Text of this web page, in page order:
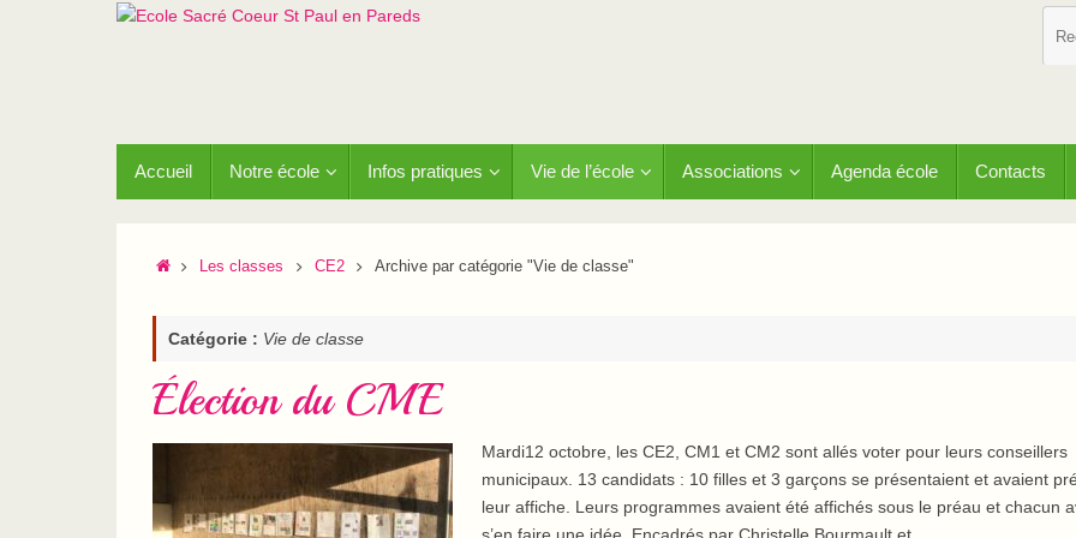
contenu
Accueil Notre école Infos pratiques Vie de l’école Associations Agenda école Contacts
AccueilLes classes CE2 Archive par catégorie "Vie de classe"
Catégorie : Vie de classe
Élection du CME
Mardi12 octobre, les CE2, CM1 et CM2 sont allés voter pour leurs conseillers
municipaux. 13 candidats : 10 filles et 3 garçons se présentaient et avaient
leur affiche. Leurs programmes avaient été affichés sous le préau et chacun